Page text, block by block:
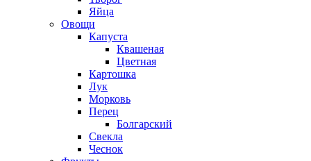
Яйца
Овощи
Капуста
Квашеная
Цветная
Картошка
Лук
Морковь
Перец
Болгарский
Свекла
Чеснок